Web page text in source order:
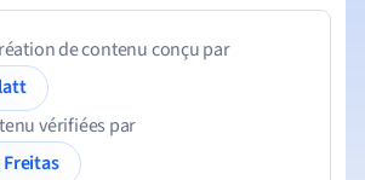
de contenu conçu par
vérifiées par